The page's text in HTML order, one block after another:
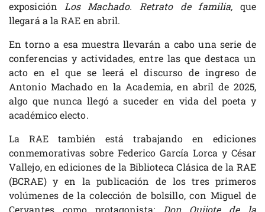
exposiciónLos Machado. Retrato de familia, que
llegará a la RAE en abril.
En torno a esa muestra llevarán a cabo una serie de
conferencias y actividades, entre las que destaca un
acto en el que se leerá el discurso de ingreso de
Antonio Machado en la Academia, en abril de 2025,
algo que nunca llegó a suceder en vida del poeta y
académico electo.
La RAE también está trabajando en ediciones
conmemorativas sobre Federico García Lorca y César
Vallejo, en ediciones de la Biblioteca Clásica de la RAE
(BCRAE) y en la publicación de los tres primeros
volúmenes de la colección de bolsillo, con Miguel de
Cervantes como protagonista: Don Quijote de la